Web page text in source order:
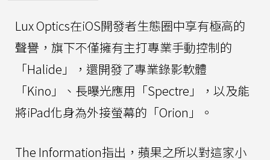
Lux Optics在iOS開發者生態圈中享有極高的
聲譽，旗下不僅擁有主打專業手動控制的
「Halide」，還開發了專業錄影軟體
「Kino」、長曝光應用「Spectre」，以及能
將iPad化身為外接螢幕的「Orion」。
The Information指出，蘋果之所以對這家小